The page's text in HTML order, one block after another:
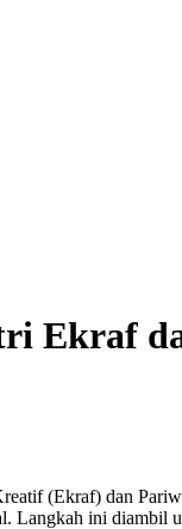
Ekraf
(Ekraf) dan
ini diambil